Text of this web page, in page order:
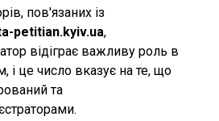
пов'язаних із
petitian.kyiv.ua,
відіграє важливу роль в
і це число вказує на те, що
та